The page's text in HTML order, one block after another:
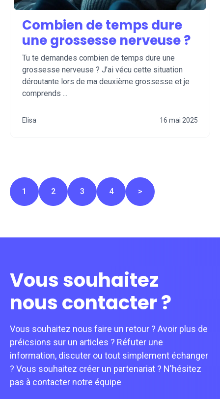
Combien de temps dure
une grossesse nerveuse ?
Tu te demandes combien de temps dure une
grossesse nerveuse ? J’ai vécu cette situation
déroutante lors de ma deuxième grossesse et je
comprends ...
Elisa 16 mai 2025
1 2 3 4 >
Vous souhaitez
nous contacter ?
Vous souhaitez nous faire un retour ? Avoir plus de
préicsions sur un articles ? Réfuter une
information, discuter ou tout simplement échanger
? Vous souhaitez créer un partenariat ? N'hésitez
pas à contacter notre équipe